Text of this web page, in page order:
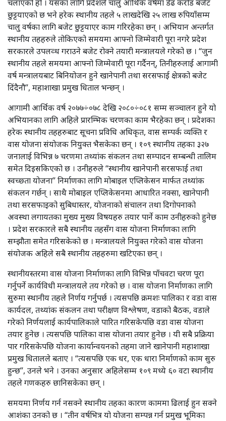
चलाएको हो । यसका लागि प्रदेशले चालु आर्थिक वर्षमा डेढ करोड बजेट
छुट्टयाएको छ भने हरेक स्थानीय तहले ५ लाखदेखि २५ लाख रुपियाँसम्म
चालु वर्षका लागि बजेट छुट्टयाएर काम गरिरहेका छन् । अभियान अन्तर्गत
स्थानीय तहहरुले तोकिएको समयमा आफ्नो जिम्मेवारी पूरा नगरे प्रदेश
सरकारले उपलव्ध गराउने बजेट रोक्ने तयारी मन्त्रालयले गरेको छ । “जुन
स्थानीय तहले समयमा आफ्नो जिम्मेवारी पूरा गर्दैनन्, तिनीहरुलाई आगामी
वर्ष मन्त्रालयबाट बिनियोजन हुने खानेपानी तथा सरसफाई क्षेत्रको बजेट
दिंदैनौ”, महाशाखा प्रमुख धिताल भन्छन् ।
आगामी आर्थिक वर्ष २०७७÷०७८ देखि २०८०÷०८१ सम्म सञ्चालन हुने यो
अभियानका लागि अहिले प्रारम्भिक चरणका काम भैरहेका छन् । प्रदेशका
हरेक स्थानीय तहहरुबाट सूचना प्रविधि अधिकृत, वास सम्पर्क व्यक्ति र
वास योजना संयोजक नियुक्त भैसकेका छन् । १०९ स्थानीय तहका ३२७
जनालाई विभिन्न ७ चरणमा तथ्यांक संकलन तथा सम्पादन सम्बन्धी तालिम
समेत दिइसकिएको छ । उनीहरुले “स्थानीय खानेपानी सरसफाई तथा
स्वच्छ्ता योजना” निर्माणका लागि मोबाइल एप्लिकेसन मार्फत तथ्यांक
संकलन गर्छन् । साथै मोबाइल एप्लिकेसनमा आधारित नक्सा, खानेपानी
तथा सरसफाइको सुबिधास्तर, योजनाको संचालन तथा दिगोपनाको
अवस्था लगायतका मुख्य मुख्य विषयहरु तयार पार्ने काम उनीहरुको हुनेछ
। प्रदेश सरकारले सबै स्थानीय तहसँग वास योजना निर्माणका लागि
सम्झौता समेत गरिसकेको छ । मन्त्रालयले नियुक्त गरेको वास योजना
संयोजक अहिले सबै स्थानीय तहहरुमा खटिएका छन् ।
स्थानीयस्तरमा वास योजना निर्माणका लागि विभिन्न पाँचवटा चरण पूरा
गर्नुपर्ने कार्यविधी मन्त्रालयले तय गरेको छ । वास योजना निर्माणका लागि
सुरुमा स्थानीय तहले निर्णय गर्नुपर्छ । त्यसपछि क्रमशः पालिका र वडा वास
कार्यदल, तथ्यांक संकलन तथा परीक्षण विश्लेषण, वडाको बैठक, वडाले
गरेको निर्णयलाई कार्यपालिकाले पारित गरिसकेपछि वडा वास योजना
तयार हुनेछ । त्यसपछि पालिका वास योजना तयार हुनेछ । यी सबै प्रक्रिया
पार गरिसकेपछि योजना कार्यान्वयनको तहमा जाने खानेपानी महाशाखा
प्रमुख धितालले बताए । “त्यसपछि एक धर, एक धारा निर्माणको काम सुरु
हुन्छ”, उनले भने । उनका अनुसार अहिलेसम्म १०९ मध्ये ६० वटा स्थानीय
तहले गणकहरु छानिसकेका छन् ।
समयमा निर्णय गर्न नसक्ने स्थानीय तहका कारण काममा ढिलाई हुन सक्ने
आशंका उनको छ । “तीन वर्षभित्र यो योजना सम्पन्न गर्न प्रमुख भूमिका